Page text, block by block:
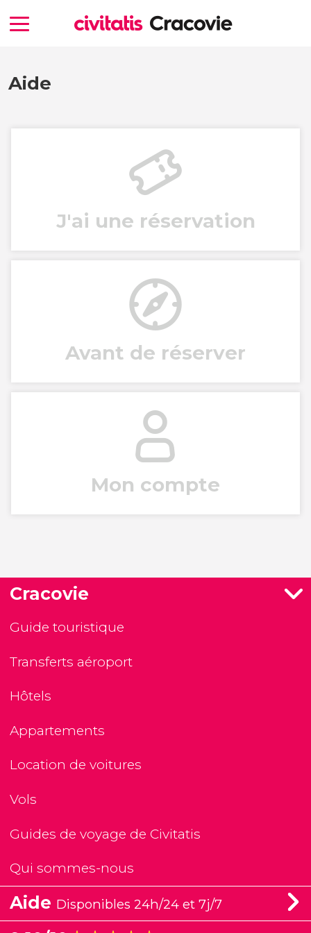
Aide
J'ai une réservation
Avant de réserver
Mon compte
Cracovie
Guide touristique
Transferts aéroport
Hôtels
Appartements
Location de voitures
Vols
Guides de voyage de Civitatis
Qui sommes-nous
Aide Disponibles 24h/24 et 7j/7